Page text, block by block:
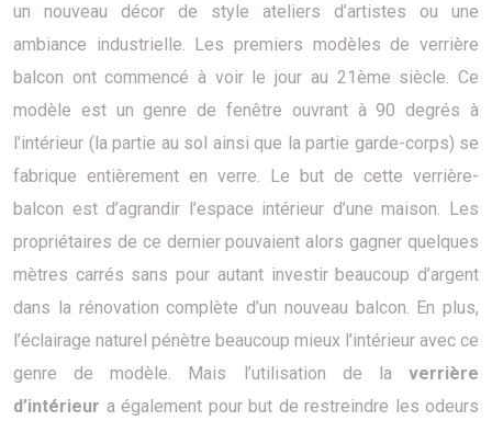
un nouveau décor de style ateliers d’artistes ou une
ambiance industrielle. Les premiers modèles de verrière
balcon ont commencé à voir le jour au 21ème siècle. Ce
modèle est un genre de fenêtre ouvrant à 90 degrés à
l’intérieur (la partie au sol ainsi que la partie garde-corps) se
fabrique entièrement en verre. Le but de cette verrière-
balcon est d’agrandir l’espace intérieur d’une maison. Les
propriétaires de ce dernier pouvaient alors gagner quelques
mètres carrés sans pour autant investir beaucoup d’argent
dans la rénovation complète d’un nouveau balcon. En plus,
l’éclairage naturel pénètre beaucoup mieux l’intérieur avec ce
genre de modèle. Mais l’utilisation de la verrière
d’intérieur a également pour but de restreindre les odeurs